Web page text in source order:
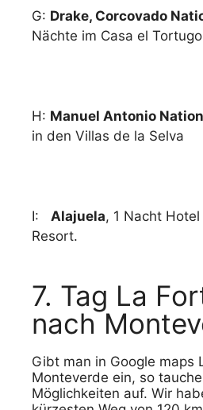
G: Drake, Corcovado
Nächte im Casa el Tortugo
H: Manuel Antonio
in den Villas de la Selva
I: Alajuela, 1 Nacht
Resort.
7. Tag La
nach
Gibt man in Google maps
Monteverde ein, so
Möglichkeiten auf. Wir